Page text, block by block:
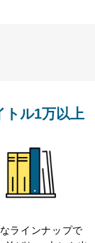
保護管理者の責
前田 嘉也
とおりです。
トル1万以上
ラインナップで